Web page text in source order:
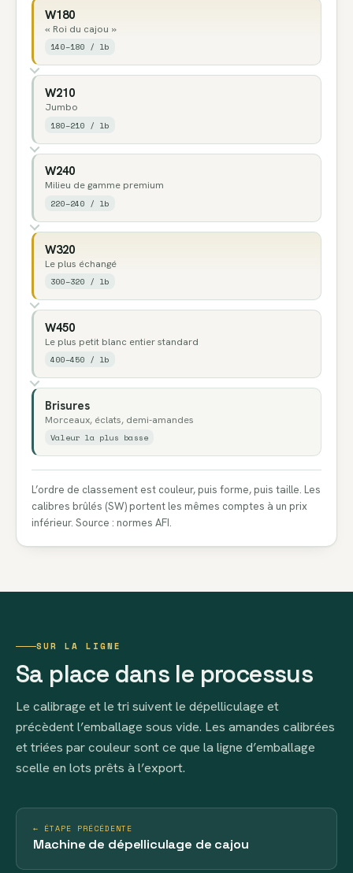
W180
« Roi du cajou »
140–180 / lb
W210
Jumbo
180–210 / lb
W240
Milieu de gamme premium
220–240 / lb
W320
Le plus échangé
300–320 / lb
W450
Le plus petit blanc entier standard
400–450 / lb
Brisures
Morceaux, éclats, demi-amandes
Valeur la plus basse
L’ordre de classement est couleur, puis forme, puis taille. Les
calibres brûlés (SW) portent les mêmes comptes à un prix
inférieur. Source : normes AFI.
SUR LA LIGNE
Sa place dans le processus
Le calibrage et le tri suivent le dépelliculage et
précèdent l’emballage sous vide. Les amandes calibrées
et triées par couleur sont ce que la ligne d’emballage
scelle en lots prêts à l’export.
← ÉTAPE PRÉCÉDENTE
Machine de dépelliculage de cajou